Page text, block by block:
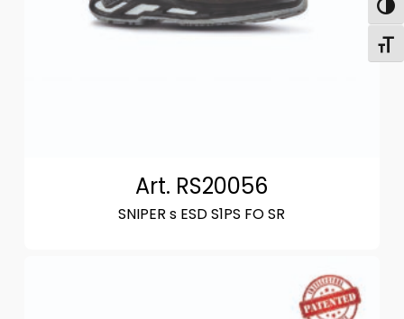
Art. RS20056
SNIPER s ESD S1PS FO SR